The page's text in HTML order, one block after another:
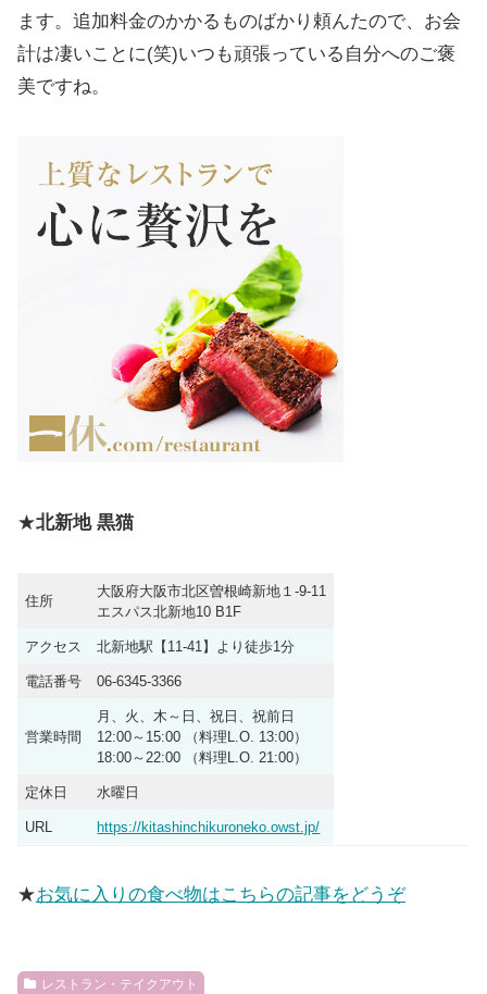
ます。追加料金のかかるものばかり頼んたので、お会
計は凄いことに(笑)いつも頑張っている自分へのご褒
美ですね。
★北新地 黒猫
住所
大阪府大阪市北区曽根崎新地１-9-11
エスパス北新地10 B1F
アクセス 北新地駅【11-41】より徒歩1分
電話番号 06-6345-3366
営業時間
月、火、木～日、祝日、祝前日
12:00～15:00 （料理L.O. 13:00）
18:00～22:00 （料理L.O. 21:00）
定休日 水曜日
URL https://kitashinchikuroneko.owst.jp/
★お気に入りの食べ物はこちらの記事をどうぞ
レストラン・テイクアウト